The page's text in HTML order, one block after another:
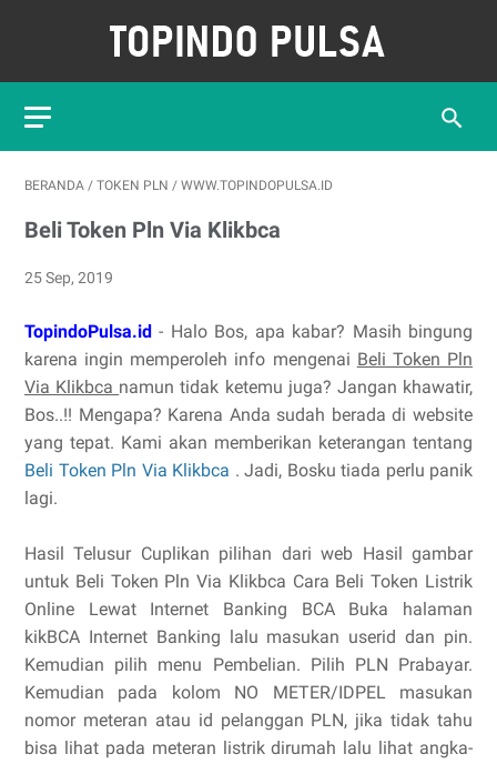
BERANDA / TOKEN PLN / WWW.TOPINDOPULSA.ID
Beli Token Pln Via Klikbca
25 Sep, 2019
TopindoPulsa.id - Halo Bos, apa kabar? Masih bingung
karena ingin memperoleh info mengenai Beli Token Pln
Via Klikbca namun tidak ketemu juga? Jangan khawatir,
Bos..!! Mengapa? Karena Anda sudah berada di website
yang tepat. Kami akan memberikan keterangan tentang
Beli Token Pln Via Klikbca . Jadi, Bosku tiada perlu panik
lagi.
Hasil Telusur Cuplikan pilihan dari web Hasil gambar
untuk Beli Token Pln Via Klikbca Cara Beli Token Listrik
Online Lewat Internet Banking BCA Buka halaman
kikBCA Internet Banking lalu masukan userid dan pin.
Kemudian pilih menu Pembelian. Pilih PLN Prabayar.
Kemudian pada kolom NO METER/IDPEL masukan
nomor meteran atau id pelanggan PLN, jika tidak tahu
bisa lihat pada meteran listrik dirumah lalu lihat angka-